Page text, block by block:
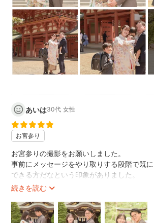
ます。開始時間のご確認と余裕を持ったス
お願いいたします。
.
◯予約時間の範囲内での撮影とさせてい
撮影時間の延長には対応出来ません。ご了
"自己紹介"
フリーランスフォトグラファーの藤原裕之
2005年から独学で写真を学び、東南アジア
背負って旅行しながら、立ち寄ったカンボ
活きとした姿、キラキラした瞳に魅入られ
ーを切っている自分がいました。
帰国後フリーランスフォトグラファーとし
主に現在は
あいは30代 女性
お宮参り
続きを読む
お宮参りの撮影をお願いしました。
事前にメッセージをやり取りする段階で既
できる方だなという印象がありました。
当日は神社で予想外の催事があり、人が多く
置やタイミングなど工夫してくださいました
時間いっぱいまでショットの提案をしてくだ